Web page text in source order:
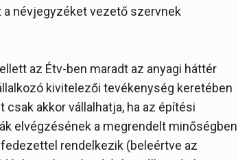
névjegyzéket vezető szervnek
az Étv-ben maradt az anyagi háttér
kivitelezői tevékenység keretében
akkor vállalhatja, ha az építési
elvégzésének a megrendelt minőségben
rendelkezik (beleértve az